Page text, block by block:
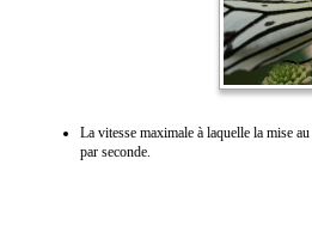
La vitesse maximale à laquelle la mise
par seconde.